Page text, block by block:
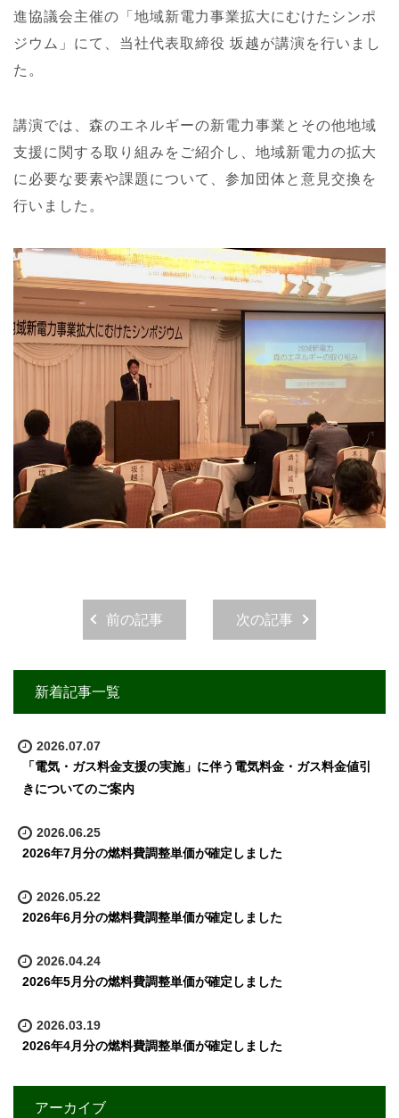
進協議会主催の「地域新電力事業拡大にむけたシンポ
ジウム」にて、当社代表取締役 坂越が講演を行いまし
た。
講演では、森のエネルギーの新電力事業とその他地域
支援に関する取り組みをご紹介し、地域新電力の拡大
に必要な要素や課題について、参加団体と意見交換を
行いました。
前の記事 次の記事
新着記事一覧
2026.07.07
「電気・ガス料金支援の実施」に伴う電気料金・ガス料金値引
きについてのご案内
2026.06.25
2026年7月分の燃料費調整単価が確定しました
2026.05.22
2026年6月分の燃料費調整単価が確定しました
2026.04.24
2026年5月分の燃料費調整単価が確定しました
2026.03.19
2026年4月分の燃料費調整単価が確定しました
アーカイブ